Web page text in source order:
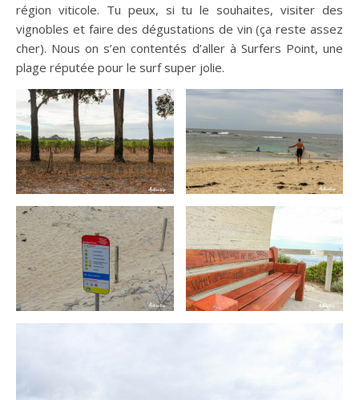
région viticole. Tu peux, si tu le souhaites, visiter des
vignobles et faire des dégustations de vin (ça reste assez
cher). Nous on s’en contentés d’aller à Surfers Point, une
plage réputée pour le surf super jolie.